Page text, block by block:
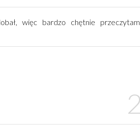
więc bardzo chętnie przeczytam